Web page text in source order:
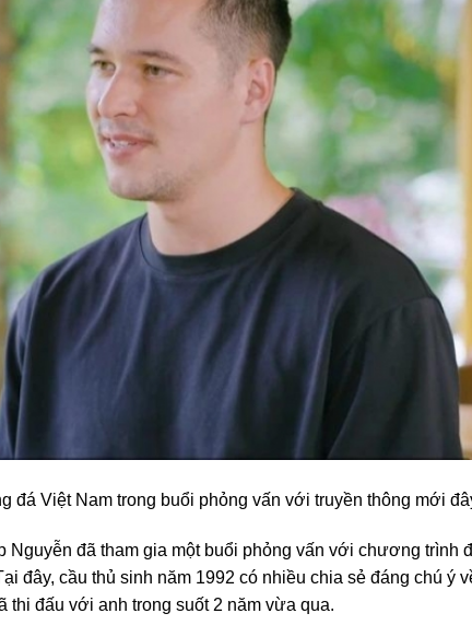
đá Việt Nam trong buổi phỏng vấn với truyền thông mới
đã tham gia một buổi phỏng vấn với chương trình
đây, cầu thủ sinh năm 1992 có nhiều chia sẻ đáng chú ý
đấu với anh trong suốt 2 năm vừa qua.